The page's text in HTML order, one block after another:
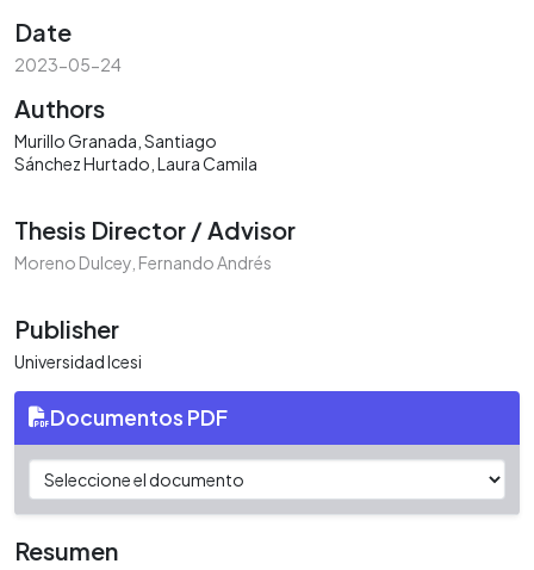
Date
2023-05-24
Authors
Murillo Granada, Santiago
Sánchez Hurtado, Laura Camila
Thesis Director / Advisor
Moreno Dulcey, Fernando Andrés
Publisher
Universidad Icesi
Documentos PDF
Resumen